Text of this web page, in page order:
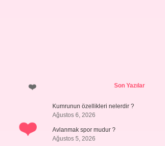
SidebarSon Yazılar
Kumrunun özellikleri nelerdir ?
Ağustos 6, 2026
Avlanmak spor mudur ?
Ağustos 5, 2026